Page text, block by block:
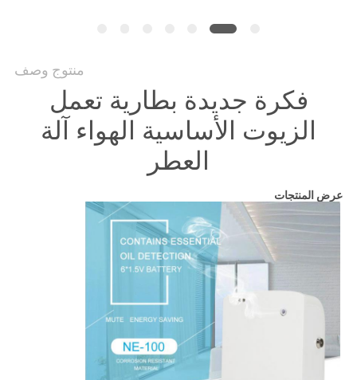
خريطة
الموقع
الخصوصية
منتوج وصف
فكرة جديدة بطارية تعمل
الزيوت الأساسية الهواء آلة
العطر
عرض المنتجات